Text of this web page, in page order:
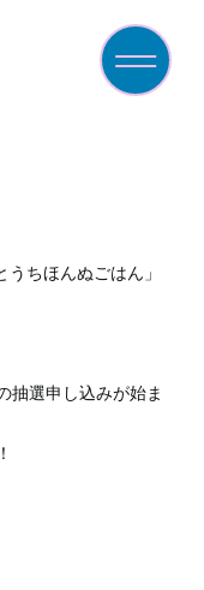
ちほんぬごはん」
抽選申し込みが始ま